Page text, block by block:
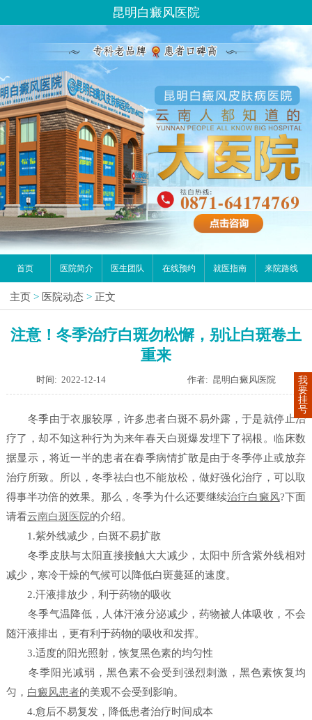
昆明白癜风医院
首页 医院简介 医生团队 在线预约 就医指南 来院路线
主页 > 医院动态 > 正文
注意！冬季治疗白斑勿松懈，别让白斑卷土
重来
时间: 2022-12-14 作者: 昆明白癜风医院
冬季由于衣服较厚，许多患者白斑不易外露，于是就停止治
疗了，却不知这种行为为来年春天白斑爆发埋下了祸根。临床数
据显示，将近一半的患者在春季病情扩散是由于冬季停止或放弃
治疗所致。所以，冬季祛白也不能放松，做好强化治疗，可以取
得事半功倍的效果。那么，冬季为什么还要继续治疗白癜风?下面
请看云南白斑医院的介绍。
1.紫外线减少，白斑不易扩散
冬季皮肤与太阳直接接触大大减少，太阳中所含紫外线相对
减少，寒冷干燥的气候可以降低白斑蔓延的速度。
2.汗液排放少，利于药物的吸收
冬季气温降低，人体汗液分泌减少，药物被人体吸收，不会
随汗液排出，更有利于药物的吸收和发挥。
3.适度的阳光照射，恢复黑色素的均匀性
冬季阳光减弱，黑色素不会受到强烈刺激，黑色素恢复均
匀， 白癜风患者的美观不会受到影响。
4.愈后不易复发，降低患者治疗时间成本
我
要
挂
号